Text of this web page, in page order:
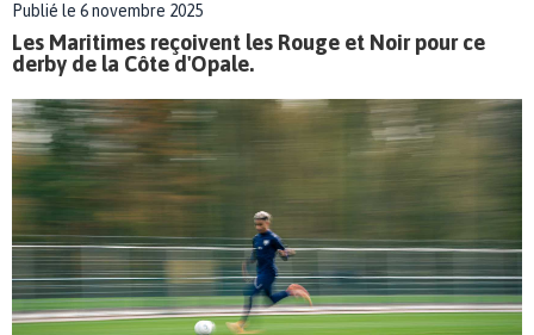
Publié le 6 novembre 2025
Les Maritimes reçoivent les Rouge et Noir pour ce
derby de la Côte d'Opale.